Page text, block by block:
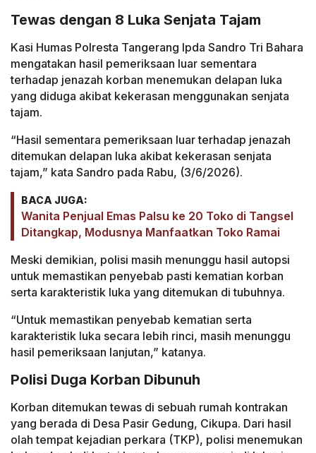
Tewas dengan 8 Luka Senjata Tajam
Kasi Humas Polresta Tangerang Ipda Sandro Tri Bahara
mengatakan hasil pemeriksaan luar sementara
terhadap jenazah korban menemukan delapan luka
yang diduga akibat kekerasan menggunakan senjata
tajam.
“Hasil sementara pemeriksaan luar terhadap jenazah
ditemukan delapan luka akibat kekerasan senjata
tajam,” kata Sandro pada Rabu, (3/6/2026).
BACA JUGA:
Wanita Penjual Emas Palsu ke 20 Toko di Tangsel
Ditangkap, Modusnya Manfaatkan Toko Ramai
Meski demikian, polisi masih menunggu hasil autopsi
untuk memastikan penyebab pasti kematian korban
serta karakteristik luka yang ditemukan di tubuhnya.
“Untuk memastikan penyebab kematian serta
karakteristik luka secara lebih rinci, masih menunggu
hasil pemeriksaan lanjutan,” katanya.
Polisi Duga Korban Dibunuh
Korban ditemukan tewas di sebuah rumah kontrakan
yang berada di Desa Pasir Gedung, Cikupa. Dari hasil
olah tempat kejadian perkara (TKP), polisi menemukan